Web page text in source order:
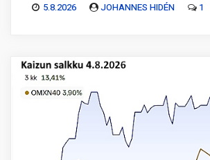
5.8.2026 JOHANNES HIDÉN 1